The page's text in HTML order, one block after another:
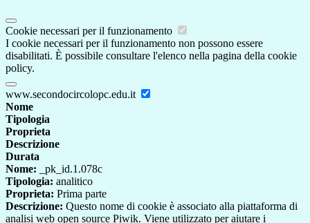
Cookie necessari per il funzionamento
I cookie necessari per il funzionamento non possono essere
disabilitati. È possibile consultare l'elenco nella pagina della cookie
policy.
www.secondocircolopc.edu.it
Nome
Tipologia
Proprieta
Descrizione
Durata
Nome: _pk_id.1.078c
Tipologia: analitico
Proprieta: Prima parte
Descrizione: Questo nome di cookie è associato alla piattaforma di
analisi web open source Piwik. Viene utilizzato per aiutare i